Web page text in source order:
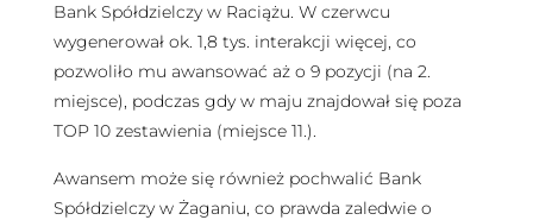
Bank Spółdzielczy w Raciążu. W czerwcu
wygenerował ok. 1,8 tys. interakcji więcej, co
pozwoliło mu awansować aż o 9 pozycji (na 2.
miejsce), podczas gdy w maju znajdował się poza
TOP 10 zestawienia (miejsce 11.).
Awansem może się również pochwalić Bank
Spółdzielczy w Żaganiu, co prawda zaledwie o